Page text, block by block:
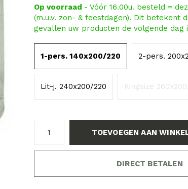
Op voorraad - Vóór 16.00u. besteld =
(m.u.v. zon- & feestdagen). Dit betekent
gevallen uw producten de volgende dag
1-pers. 140x200/220 2-pers.
Lit-j. 240x200/220 Kingsize
TOEVOEGEN AAN
DIRECT BETALEN